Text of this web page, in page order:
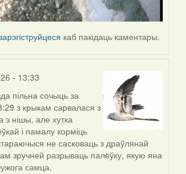
каб пакідаць каментары.
- 13:33
пільна сочыць за
з крыкам сарвалася з
з нішы, але хутка
і памалу корміць
не сасковаць з драўлянай
зручней разрываць палёўку, якую яна
самца.